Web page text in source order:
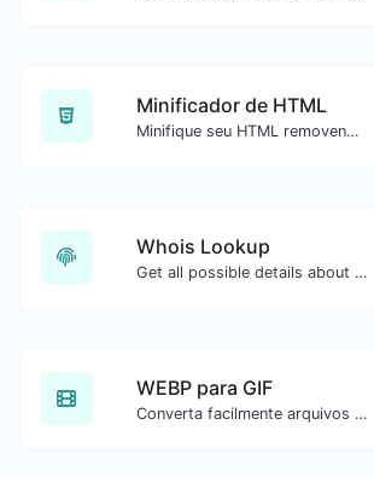
Minificador de HTML
Minifique seu HTML removendo todos os caracteres desnecessários.
Whois Lookup
Get all possible details about a domain name.
WEBP para GIF
Converta facilmente arquivos de imagem WEBP para GIF.